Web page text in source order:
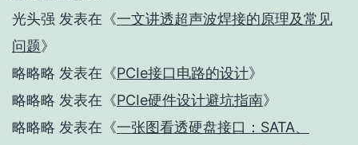
光头强 发表在《一文讲透超声波焊接的原理及常见
问题》
略略略 发表在《PCIe接口电路的设计》
略略略 发表在《PCIe硬件设计避坑指南》
略略略 发表在《一张图看透硬盘接口：SATA、